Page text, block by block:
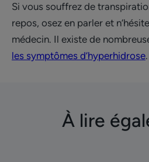
Si vous souffrez de
repos, osez en parler et
médecin. Il existe de
les symptômes d’hyperhidrose.
À lire